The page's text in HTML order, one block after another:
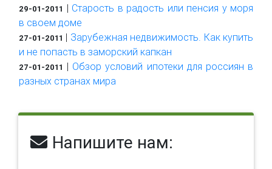
29-01-2011 | Старость в радость или пенсия у моря
в своем доме
27-01-2011 | Зарубежная недвижимость. Как купить
и не попасть в заморский капкан
27-01-2011 | Обзор условий ипотеки для россиян в
разных странах мира
Напишите нам: